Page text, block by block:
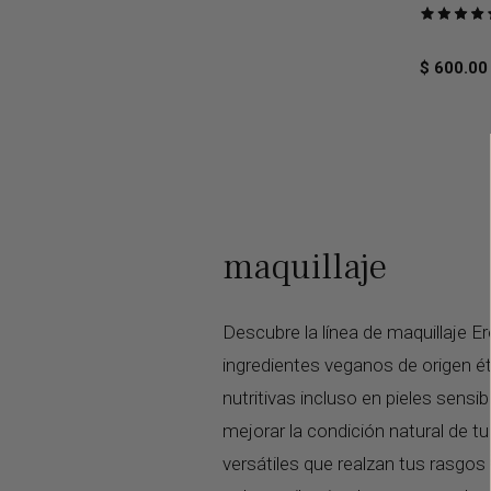
Puntuado
de
$ 600.00
maquillaje
Descubre la línea de maquillaje
ingredientes veganos de origen
nutritivas incluso en pieles
mejorar la condición natural de
versátiles que realzan tus